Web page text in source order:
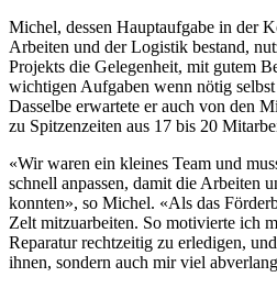
Michel, dessen Hauptaufgabe in der
Arbeiten und der Logistik bestand,
Projekts die Gelegenheit, mit gutem
wichtigen Aufgaben wenn nötig
Dasselbe erwartete er auch von den
zu Spitzenzeiten aus 17 bis 20
«Wir waren ein kleines Team und
schnell anpassen, damit die Arbeiten
konnten», so Michel. «Als das
Zelt mitzuarbeiten. So motivierte ich
Reparatur rechtzeitig zu erledigen,
ihnen, sondern auch mir viel